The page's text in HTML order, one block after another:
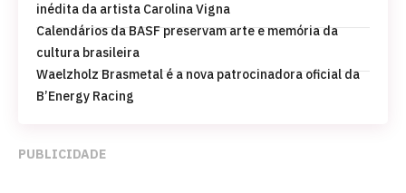
inédita da artista Carolina Vigna
Calendários da BASF preservam arte e memória da
cultura brasileira
Waelzholz Brasmetal é a nova patrocinadora oficial da
B’Energy Racing
PUBLICIDADE